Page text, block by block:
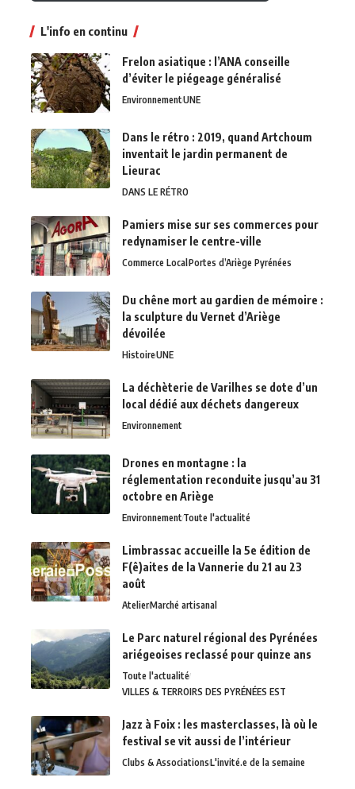
L'info en continu
Frelon asiatique : l’ANA conseille
d’éviter le piégeage généralisé
EnvironnementUNE
Dans le rétro : 2019, quand Artchoum
inventait le jardin permanent de
Lieurac
DANS LE RÉTRO
Pamiers mise sur ses commerces pour
redynamiser le centre-ville
Commerce LocalPortes d’Ariège Pyrénées
Du chêne mort au gardien de mémoire :
la sculpture du Vernet d’Ariège
dévoilée
HistoireUNE
La déchèterie de Varilhes se dote d’un
local dédié aux déchets dangereux
Environnement
Drones en montagne : la
réglementation reconduite jusqu’au 31
octobre en Ariège
EnvironnementToute l'actualité
Limbrassac accueille la 5e édition de
F(ê)aites de la Vannerie du 21 au 23
août
AtelierMarché artisanal
Le Parc naturel régional des Pyrénées
ariégeoises reclassé pour quinze ans
Toute l'actualité
VILLES & TERROIRS DES PYRÉNÉES EST
Jazz à Foix : les masterclasses, là où le
festival se vit aussi de l’intérieur
Clubs & AssociationsL'invité.e de la semaine